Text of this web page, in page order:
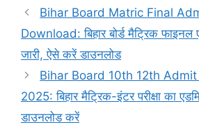
Bihar Board Matric Final
Download: बिहार बोर्ड मैट्रिक फाइनल
जारी, ऐसे करें डाउनलोड
Bihar Board 10th 12th
2025: बिहार मैट्रिक-इंटर परीक्षा का
डाउनलोड करें